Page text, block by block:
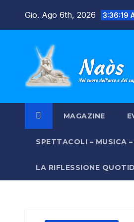
Gio. Ago 6th, 2026 3:36:20
MAGAZINE
SPETTACOLI – MUSICA
LA RIFLESSIONE